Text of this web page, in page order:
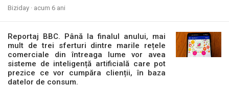
Biziday · acum 6 ani
Reportaj BBC. Până la finalul anului, mai
mult de trei sferturi dintre marile rețele
comerciale din întreaga lume vor avea
sisteme de inteligență artificială care pot
prezice ce vor cumpăra clienții, în baza
datelor de consum.